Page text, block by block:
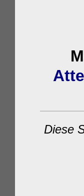
Diese